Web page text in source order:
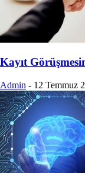
Kayıt
Admin - 12 Temmuz